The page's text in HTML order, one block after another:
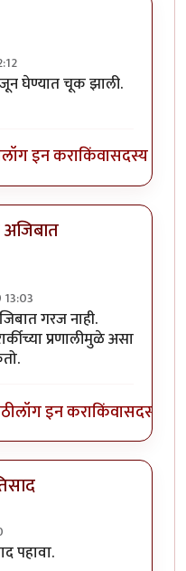
हायरार्की पाहिलीby
घेण्यात चूक झाली.
लॉग इन कराकिंवासदस्य व्हा
अजिबात
13:03
जॉनविक्क
गरज नाही.
प्रणालीमुळे असा
लॉग इन कराकिंवासदस्य व्हा
आवडायची. खूप
पहावा.